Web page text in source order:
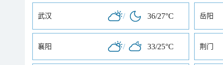
武汉 / 36/27°C 岳阳
襄阳 / 33/25°C 荆门